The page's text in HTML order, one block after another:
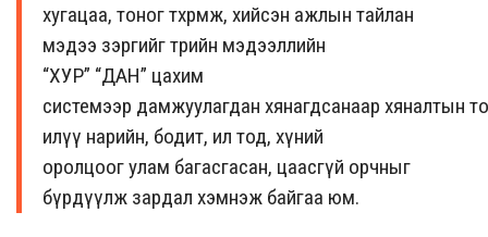
хугацаа,тоног төхөөрөмж, хийсэн ажлын тайлан
мэдээ зэргийг төрийн мэдээллийн
“ХУР” “ДАН” цахим
системээр дамжуулагданхянагдсанаар хяналтын
илүү нарийн, бодит, ил тод,хүний
оролцоогулам багасгасан, цаасгүй орчныг
бүрдүүлж зардал хэмнэж байгаа юм.